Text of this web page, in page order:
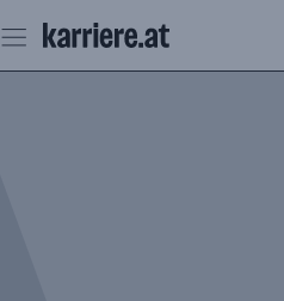
Seiteninhalt
springen